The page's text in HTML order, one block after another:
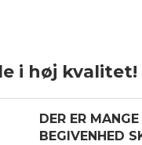
i høj kvalitet!
DER ER
BEGIVENHED